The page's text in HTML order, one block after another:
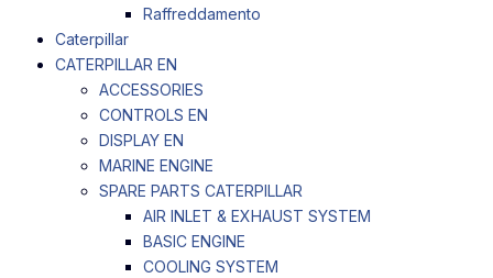
Raffreddamento
Caterpillar
CATERPILLAR EN
ACCESSORIES
CONTROLS EN
DISPLAY EN
MARINE ENGINE
SPARE PARTS CATERPILLAR
AIR INLET & EXHAUST SYSTEM
BASIC ENGINE
COOLING SYSTEM